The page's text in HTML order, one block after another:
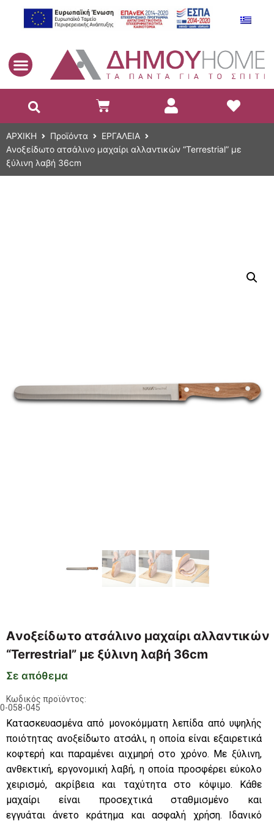
ΑΡΧΙΚΗ Προϊόντα
ΕΡΓΑΛΕΙΑ
Aνοξείδωτο ατσάλινο μαχαίρι αλλαντικών “Terrestrial” με
ξύλινη λαβή 36cm
Aνοξείδωτο ατσάλινο μαχαίρι αλλαντικών
“Terrestrial” με ξύλινη λαβή 36cm
Σε απόθεμα
Κωδικός προϊόντος:
058-045
Κατασκευασμένα από μονοκόμματη λεπίδα από υψηλής
ποιότητας ανοξείδωτο ατσάλι, η οποία είναι εξαιρετικά
κοφτερή και παραμένει αιχμηρή στο χρόνο. Με ξύλινη,
ανθεκτική, εργονομική λαβή, η οποία προσφέρει εύκολο
χειρισμό, ακρίβεια και ταχύτητα στο κόψιμο. Κάθε
μαχαίρι είναι προσεχτικά σταθμισμένο και
εγγυάται άνετο κράτημα και ασφαλή χρήση. Ιδανικό